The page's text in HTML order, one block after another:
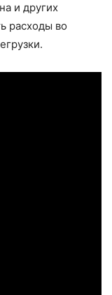
и других
расходы во